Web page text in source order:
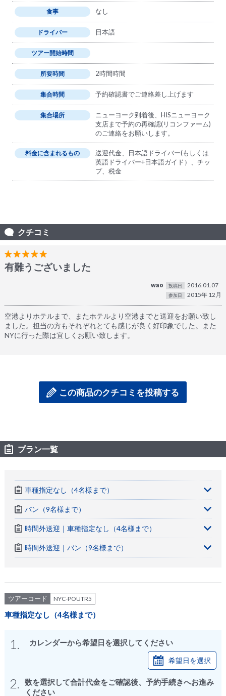
食事 なし
ドライバー 日本語
ツアー開始時間
所要時間 2時間時間
集合時間 予約確認書でご連絡差し上げます
集合場所
ニューヨーク到着後、HISニューヨーク
支店まで予約の再確認(リコンファーム)
のご連絡をお願いします。
料金に含まれるもの
送迎代金、日本語ドライバー(もしくは
英語ドライバー+日本語ガイド）、チッ
プ、税金
クチコミ
有難うございました
wao 投稿日 2016.01.07
参加日 2015年 12月
空港よりホテルまで、またホテルより空港までと送迎をお願い致し
ました。担当の方もそれぞれとても感じが良く好印象でした。また
NYに行った際は宜しくお願い致します。
この商品のクチコミを投稿する
プラン一覧
車種指定なし（4名様まで）
バン（9名様まで）
時間外送迎｜車種指定なし（4名様まで）
時間外送迎｜バン（9名様まで）
ツアーコード NYC-POUTR5
車種指定なし（4名様まで）
1. カレンダーから希望日を選択してください
希望日を選択
2.
数を選択して合計代金をご確認後、予約手続きへお進み
ください